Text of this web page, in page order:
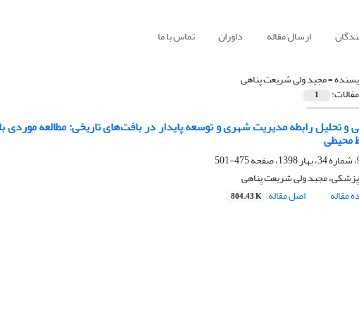
ارسال مقاله داوران تماس با ما
=مجید ولی شریعت پناهی
1
و تحلیل رابطه مدیریت شهری و توسعه پایدار در بافت‌های تاریخی: مطالعه موردی
محیطی
475-501
مجید ولی شریعت پناهی
مقاله
اصل مقاله 804.43 K